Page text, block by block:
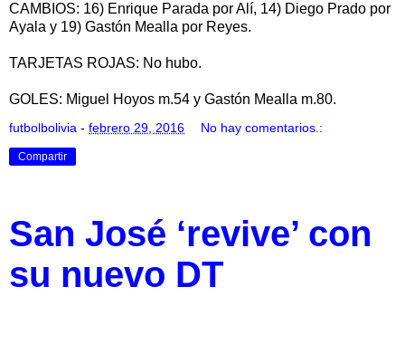
CAMBIOS: 16) Enrique Parada por Alí, 14) Diego Prado por
Ayala y 19) Gastón Mealla por Reyes.
TARJETAS ROJAS: No hubo.
GOLES: Miguel Hoyos m.54 y Gastón Mealla m.80.
futbolbolivia - febrero 29, 2016 No hay comentarios.:
Compartir
San José ‘revive’ con
su nuevo DT